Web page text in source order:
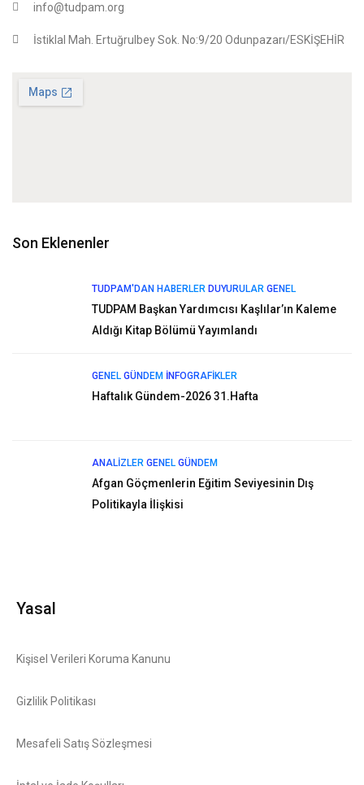
info@tudpam.org
İstiklal Mah. Ertuğrulbey Sok. No:9/20 Odunpazarı/ESKİŞEHİR
Son Eklenenler
TUDPAM'DAN HABERLER DUYURULAR GENEL
TUDPAM Başkan Yardımcısı Kaşlılar’ın Kaleme
Aldığı Kitap Bölümü Yayımlandı
GENEL GÜNDEM İNFOGRAFIKLER
Haftalık Gündem-2026 31.Hafta
ANALIZLER GENEL GÜNDEM
Afgan Göçmenlerin Eğitim Seviyesinin Dış
Politikayla İlişkisi
Yasal
Kişisel Verileri Koruma Kanunu
Gizlilik Politikası
Mesafeli Satış Sözleşmesi